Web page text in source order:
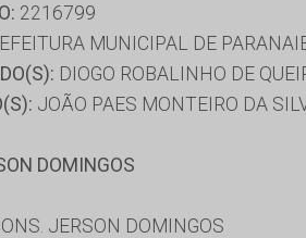
2216799
MUNICIPAL DE
DIOGO ROBALINHO DE
JOÃO PAES MONTEIRO DA
DOMINGOS
JERSON DOMINGOS